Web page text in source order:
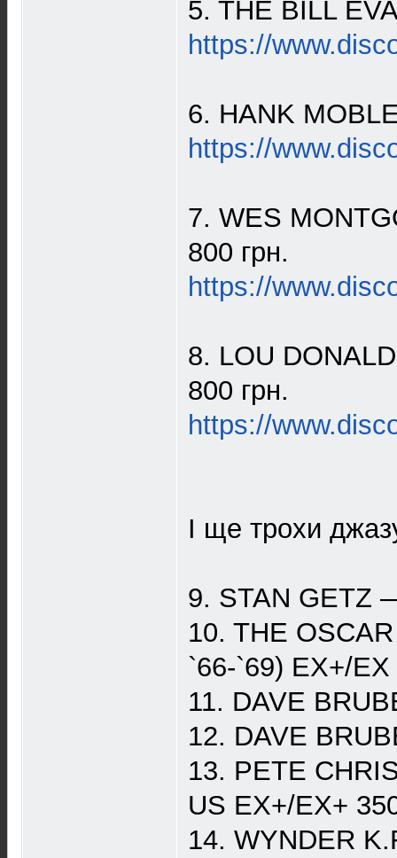
5. THE BILL
https://
6. HANK
https://
7. WES
800 грн.
https://
8. LOU
800 грн.
https://
І ще трохи
9. STAN GETZ
10. THE
`66-`69) ЕХ+/ЕХ
11. DAVE
12. DAVE
13. PETE
US EX+/EX+
14. WYNDER